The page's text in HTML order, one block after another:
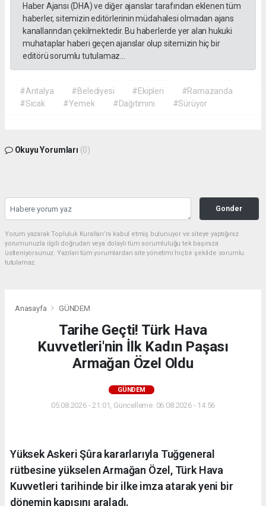
Haber Ajansı (DHA) ve diğer ajanslar tarafından eklenen tüm
haberler, sitemizin editörlerinin müdahalesi olmadan ajans
kanallarından çekilmektedir. Bu haberlerde yer alan hukuki
muhataplar haberi geçen ajanslar olup sitemizin hiç bir
editörü sorumlu tutulamaz...
#Antalya #Belediyesi #Ekipleri
#Ramazanda
#Sıcak
#Yemek #Dağıtımını #Sürüyor
Okuyu Yorumları (0)
Gonder
Yorum yazarak Topluluk Kuralları’nı kabul etmiş bulunuyor ve siteye yaptığınız
yorumunuzla ilgili doğrudan veya dolaylı tüm sorumluluğu tek başınıza
üstleniyorsunuz. Yazılan tüm yorumlardan site yönetimi hiçbir şekilde sorumlu
tutulamaz.
Anasayfa GÜNDEM
Tarihe Geçti! Türk Hava
Kuvvetleri'nin İlk Kadın Paşası
Armağan Özel Oldu
GÜNDEM
05.08.2026 - 21:01, Güncelleme: 06.08.2026 - 14:56
Yüksek Askeri Şûra kararlarıyla Tuğgeneral
rütbesine yükselen Armağan Özel, Türk Hava
Kuvvetleri tarihinde bir ilke imza atarak yeni bir
dönemin kapısını araladı.